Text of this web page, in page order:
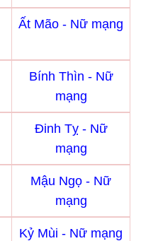
Ất Mão - Nữ mạng
Bính Thìn - Nữ
mạng
Đinh Tỵ - Nữ
mạng
Mậu Ngọ - Nữ
mạng
Kỷ Mùi - Nữ mạng